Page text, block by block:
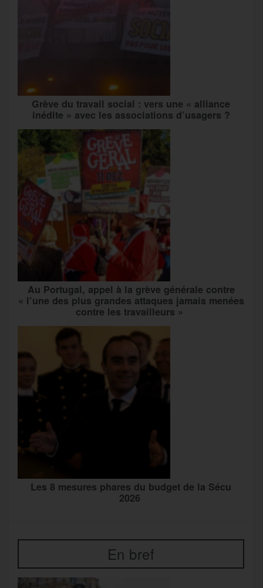
Grève du travail social : vers une « alliance
inédite » avec les associations d’usagers ?
Au Portugal, appel à la grève générale contre
« l’une des plus grandes attaques jamais menées
contre les travailleurs »
Les 8 mesures phares du budget de la Sécu
2026
En bref